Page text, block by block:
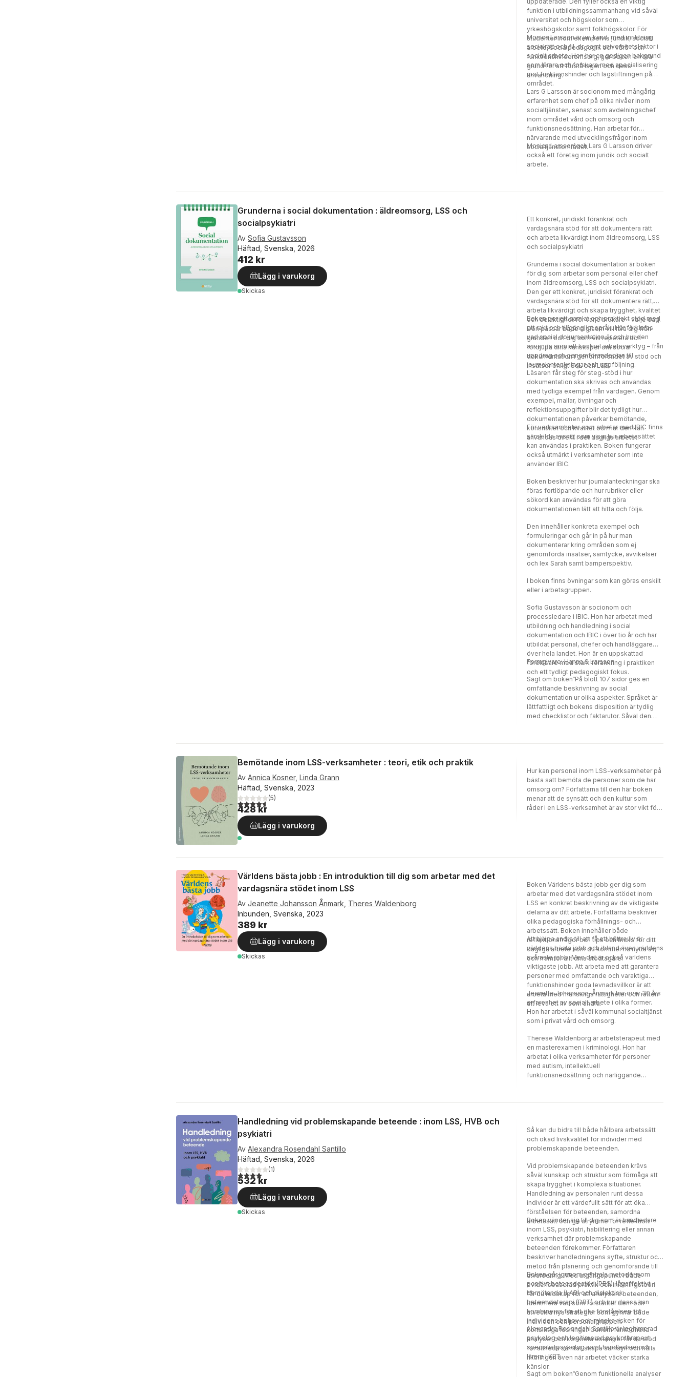
funktion i utbildningssammanhang vid såväl
universitet och högskolor som
yrkeshögskolor samt folkhögskolor. För
studenter inom exempelvis juridik, socialt
arbete, socialpedagogik och vård- och
funktionshinderomsorg, ger boken en bra
grund för att förstå lagen och dess
användning.
Monica Larsson är jur. kand. med inriktning
socialrätt och fil. dr. samt universitetslektor i
socialt arbete. Hon har en gedigen bakgrund
som lärare och forskare med specialisering
mot funktionshinder och lagstiftningen på
området.
Lars G Larsson är socionom med mångårig
erfarenhet som chef på olika nivåer inom
socialtjänsten, senast som avdelningschef
inom området vård och omsorg och
funktionsnedsättning. Han arbetar för
närvarande med utvecklingsfrågor inom
socialtjänstområdet.
Monica Larsson och Lars G Larsson driver
också ett företag inom juridik och socialt
arbete.
Grunderna i social dokumentation : äldreomsorg, LSS och
socialpsykiatri
Av Sofia Gustavsson
Häftad, Svenska, 2026
412 kr
Lägg i varukorg
Skickas
Ett konkret, juridiskt förankrat och
vardagsnära stöd för att dokumentera rätt
och arbeta likvärdigt inom äldreomsorg, LSS
och socialpsykiatri
Grunderna i social dokumentation är boken
för dig som arbetar som personal eller chef
inom äldreomsorg, LSS och socialpsykiatri.
Den ger ett konkret, juridiskt förankrat och
vardagsnära stöd för att dokumentera rätt,
arbeta likvärdigt och skapa trygghet, kvalitet
och delaktighet för varje brukare – varje dag.
Den passar både dig som vill lära dig från
grunden och dig som vill repetera och
fördjupa dina kunskaper om social
dokumentation i genomförandet av stöd och
insatser enligt SoL och LSS.
Boken ger ett samlat och praktiskt stöd med
ett rakt och tillgängligt språk. Här förklaras
vad social dokumentation är och hur den
används som ett konkret arbetsverktyg – från
uppdrag och genomförandeplan till
journalanteckningar och uppföljning.
Läsaren får steg för steg-stöd i hur
dokumentation ska skrivas och användas
med tydliga exempel från vardagen. Genom
exempel, mallar, övningar och
reflektionsuppgifter blir det tydligt hur
dokumentationen påverkar bemötande,
kontinuitet och kvalitet och hur den kan
användas direkt i det dagliga arbetet.
För verksamheter som arbetar med IBIC finns
särskilda avsnitt som visar hur arbetssättet
kan användas i praktiken. Boken fungerar
också utmärkt i verksamheter som inte
använder IBIC.
Boken beskriver hur journalanteckningar ska
föras fortlöpande och hur rubriker eller
sökord kan användas för att göra
dokumentationen lätt att hitta och följa.
Den innehåller konkreta exempel och
formuleringar och går in på hur man
dokumenterar kring områden som ej
genomförda insatser, samtycke, avvikelser
och lex Sarah samt barnperspektiv.
I boken finns övningar som kan göras enskilt
eller i arbetsgruppen.
Sofia Gustavsson är socionom och
processledare i IBIC. Hon har arbetat med
utbildning och handledning i social
dokumentation och IBIC i över tio år och har
utbildat personal, chefer och handläggare
över hela landet. Hon är en uppskattad
föreläsare med stark förankring i praktiken
och ett tydligt pedagogiskt fokus.
Formgivare: Hanna S Larsson.
Sagt om boken“På blott 107 sidor ges en
omfattande beskrivning av social
dokumentation ur olika aspekter. Språket är
lättfattligt och bokens disposition är tydlig
med checklistor och faktarutor. Såväl den
yrkesverksamma som vill repetera kommer
LSS, socialpsykiatri och äldreomsorg för att
upprätthålla god social dokumentation som
bidrar till rätt stöd och insatser, likvärdighet,
kvalitet och trygghet. Helhetsbetyg: 4.”/Maria
Fridstjerna, BTJ-häftet nr 11 2026
Bemötande inom LSS-verksamheter : teori, etik och praktik
Av Annica Kosner, Linda Grann
Häftad, Svenska, 2023
4,6utav 5 stjärnor. Totalt antal röster:
(5)
428 kr
Lägg i varukorg
Hur kan personal inom LSS-verksamheter på
bästa sätt bemöta de personer som de har
omsorg om? Författarna till den här boken
menar att de synsätt och den kultur som
råder i en LSS-verksamhet är av stor vikt för
dagligt liv. För att förebygga potentiella
kränkningar och samtidigt gynna välmående
krävs att arbetet utförs på ett humant sätt och
enligt LSS intentioner, med en etisk
medvetenhet som grund. Boken riktar sig till
befintlig och blivande personal inom LSS
verksamhets­­­­­områden, men också till chefer
och handläggare inom fältet. Även annan
vård- och omsorgspersonal som vill öka sin
kunskap om etiskt underbyggda
bemötandefrågor kan med fördel ta del av
denna bok.
Världens bästa jobb : En introduktion till dig som arbetar med det
vardagsnära stödet inom LSS
Av Jeanette Johansson Ånmark Theres Waldenborg
Inbunden, Svenska, 2023
389 kr
Lägg i varukorg
Skickas
Boken Världens bästa jobb ger dig som
arbetar med det vardagsnära stödet inom
LSS en konkret beskrivning av de viktigaste
delarna av ditt arbete. Författarna beskriver
olika pedagogiska förhållnings- och
arbetssätt. Boken innehåller både
reflektionsfrågor och tips och tricks för ditt
dagliga arbete som du kommer ha nytta av,
och framför allt dina stödtagare.
Att hjälpa andra till att få ett bättre liv är
världens bästa jobb och ibland även världens
svåraste jobb. Men det är också världens
viktigaste jobb. Att arbeta med att garantera
personer med omfattande och varaktiga
funktionshinder goda levnadsvillkor är att
arbeta med mänskliga rättigheter och rätten
att leva ett liv som andra.
Jeanette Johansson-Ånmark har över 30 års
erfarenhet av socialt arbete i olika former.
Hon har arbetat i såväl kommunal socialtjänst
som i privat vård och omsorg.
Therese Waldenborg är arbetsterapeut med
en masterexamen i kriminologi. Hon har
arbetat i olika verksamheter för personer
med autism, intellektuell
funktionsnedsättning och närliggande
Handledning vid problemskapande beteende : inom LSS, HVB och
psykiatri
Av Alexandra Rosendahl Santillo
Häftad, Svenska, 2026
4,0utav 5 stjärnor. Totalt antal röster:
(1)
532 kr
Lägg i varukorg
Skickas
Så kan du bidra till både hållbara arbetssätt
och ökad livskvalitet för individer med
problemskapande beteenden.
Vid problemskapande beteenden krävs
såväl kunskap och struktur som förmåga att
skapa trygghet i komplexa situationer.
Handledning av personalen runt dessa
individer är ett värdefullt sätt för att öka
förståelsen för beteenden, samordna
arbetssätt och ge utrymme för reflektion.
Boken vänder sig till dig som är handledare
inom LSS, psykiatri, habilitering eller annan
verksamhet där problemskapande
beteenden förekommer. Författaren
beskriver handledningens syfte, struktur och
metod från planering och genomförande till
utvärdering. Med utgångspunkt i både
evidensbaserad praktik och inlärningsteori
får du redskap för att analysera beteenden,
identifiera vad som förstärker dem och
utveckla nya strategier som gynnar både
individen och personalgruppen.
Boken går igenom centrala metoder som
positivt beteendestöd (PBS), lågaffektivt
bemötande (LAB) och dialektisk
beteendeterapi (DBT) och hur dessa kan
kombineras för att öka förståelsen för
individens behov och minska risken för
kortsiktiga lösningar. Genom funktionella
analyser och konkreta exempel får du stöd
för att leda samtal, skapa samsyn och hålla
riktningen även när arbetet väcker starka
känslor.
Alexandra Rosendahl Santillo är legitimerad
psykolog och legitimerad psykoterapeut,
specialistpsykolog samt handledare och
lärare i KBT.
Sagt om boken“Genom funktionella analyser